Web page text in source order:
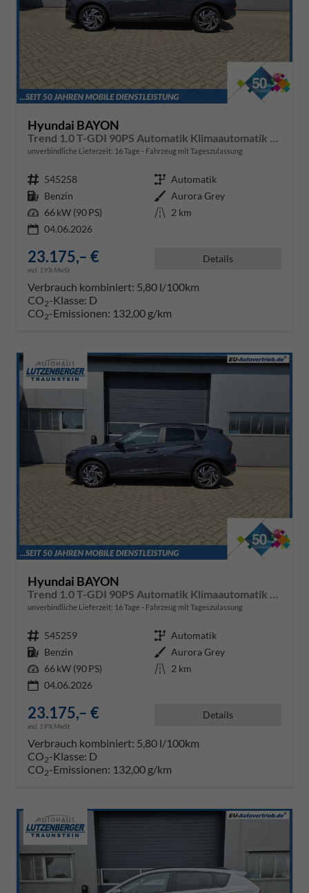
Hyundai BAYON
unverbindliche Lieferzeit: 16 Tage Fahrzeug mit Tageszulassung
Fahrzeugnr. 545258 Getriebe Automatik
Kraftstoff Benzin Außenfarbe Aurora Grey
Leistung 66 kW (90 PS) Kilometerstand 2 km
04.06.2026
23.175,– €
incl. 19% MwSt.
Details
Verbrauch kombiniert: 5,80 l/100km
CO2-Klasse: D
CO2-Emissionen: 132,00 g/km
Hyundai BAYON
unverbindliche Lieferzeit: 16 Tage Fahrzeug mit Tageszulassung
Fahrzeugnr. 545259 Getriebe Automatik
Kraftstoff Benzin Außenfarbe Aurora Grey
Leistung 66 kW (90 PS) Kilometerstand 2 km
04.06.2026
23.175,– €
incl. 19% MwSt.
Details
Verbrauch kombiniert: 5,80 l/100km
CO2-Klasse: D
CO2-Emissionen: 132,00 g/km